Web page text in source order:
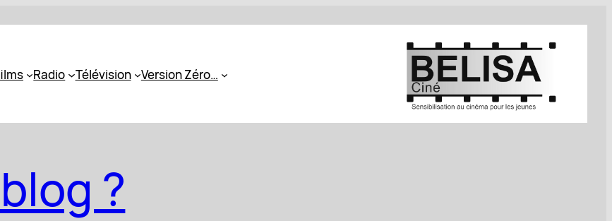
Radio Télévision Version Zéro…
?